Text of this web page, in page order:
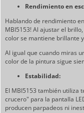
Rendimiento en
Hablando de rendimiento
MBI5153! Al ajustar el
color se mantiene brillante
Al igual que cuando miras
color de la pintura sigue
Estabilidad:
El MBI5153 también utiliza
crucero" para la pantalla
producen parpadeos ni